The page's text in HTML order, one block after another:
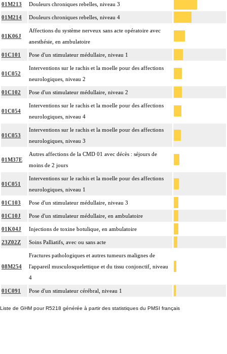
01M213 Douleurs chroniques rebelles, niveau 3
01M214 Douleurs chroniques rebelles, niveau 4
01K06J
Affections du système nerveux sans acte opératoire avec
anesthésie, en ambulatoire
01C101 Pose d'un stimulateur médullaire, niveau 1
01C052
Interventions sur le rachis et la moelle pour des affections
neurologiques, niveau 2
01C102 Pose d'un stimulateur médullaire, niveau 2
01C054
Interventions sur le rachis et la moelle pour des affections
neurologiques, niveau 4
01C053
Interventions sur le rachis et la moelle pour des affections
neurologiques, niveau 3
01M37E
Autres affections de la CMD 01 avec décès : séjours de
moins de 2 jours
01C051
Interventions sur le rachis et la moelle pour des affections
neurologiques, niveau 1
01C103 Pose d'un stimulateur médullaire, niveau 3
01C10J Pose d'un stimulateur médullaire, en ambulatoire
01K04J Injections de toxine botulique, en ambulatoire
23Z02Z Soins Palliatifs, avec ou sans acte
08M254
Fractures pathologiques et autres tumeurs malignes de
l'appareil musculosquelettique et du tissu conjonctif, niveau
4
01C091 Pose d'un stimulateur cérébral, niveau 1
Liste de GHM pour R5218 générée à partir des statistiques du PMSI français